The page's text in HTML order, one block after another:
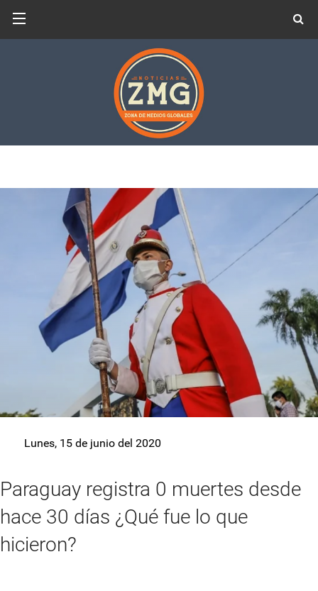
Lunes, 15 de junio del 2020
Paraguay registra 0 muertes desde
hace 30 días ¿Qué fue lo que
hicieron?